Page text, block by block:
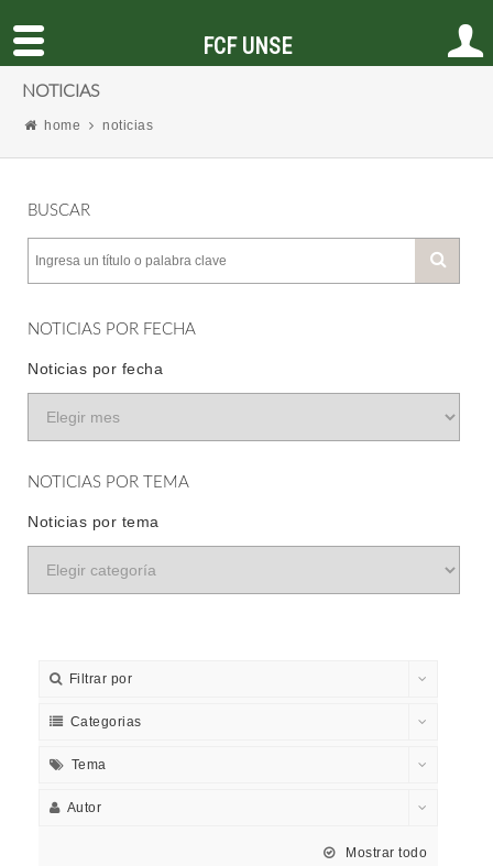
NOTICIAS
home noticias
BUSCAR
NOTICIAS POR FECHA
Noticias por fecha
NOTICIAS POR TEMA
Noticias por tema
Filtrar por
Categorias
Tema
Autor
Mostrar todo
FCF UNSE